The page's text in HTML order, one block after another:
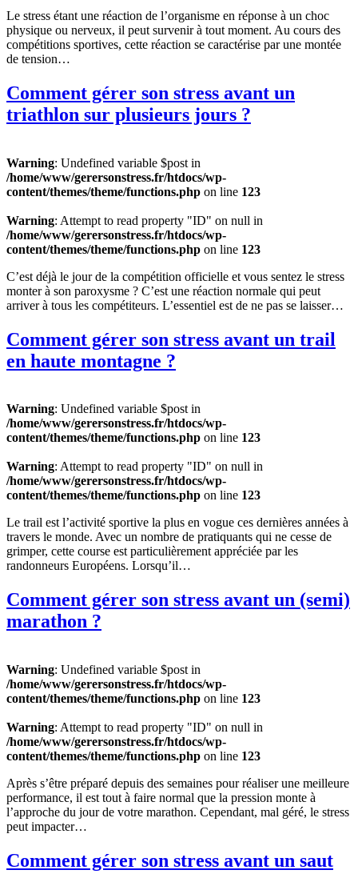
Le stress étant une réaction de l’organisme en réponse à un choc
physique ou nerveux, il peut survenir à tout moment. Au cours des
compétitions sportives, cette réaction se caractérise par une montée
de tension…
Comment gérer son stress avant un
triathlon sur plusieurs jours ?
Warning: Undefined variable $post in
/home/www/gerersonstress.fr/htdocs/wp-
content/themes/theme/functions.php on line 123
Warning: Attempt to read property "ID" on null in
/home/www/gerersonstress.fr/htdocs/wp-
content/themes/theme/functions.php on line 123
C’est déjà le jour de la compétition officielle et vous sentez le stress
monter à son paroxysme ? C’est une réaction normale qui peut
arriver à tous les compétiteurs. L’essentiel est de ne pas se laisser…
Comment gérer son stress avant un trail
en haute montagne ?
Warning: Undefined variable $post in
/home/www/gerersonstress.fr/htdocs/wp-
content/themes/theme/functions.php on line 123
Warning: Attempt to read property "ID" on null in
/home/www/gerersonstress.fr/htdocs/wp-
content/themes/theme/functions.php on line 123
Le trail est l’activité sportive la plus en vogue ces dernières années à
travers le monde. Avec un nombre de pratiquants qui ne cesse de
grimper, cette course est particulièrement appréciée par les
randonneurs Européens. Lorsqu’il…
Comment gérer son stress avant un (semi)
marathon ?
Warning: Undefined variable $post in
/home/www/gerersonstress.fr/htdocs/wp-
content/themes/theme/functions.php on line 123
Warning: Attempt to read property "ID" on null in
/home/www/gerersonstress.fr/htdocs/wp-
content/themes/theme/functions.php on line 123
Après s’être préparé depuis des semaines pour réaliser une meilleure
performance, il est tout à faire normal que la pression monte à
l’approche du jour de votre marathon. Cependant, mal géré, le stress
peut impacter…
Comment gérer son stress avant un saut